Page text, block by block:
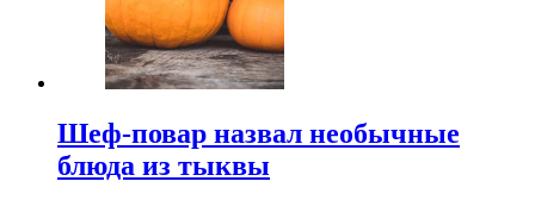
Шеф-повар назвал необычные
блюда из тыквы